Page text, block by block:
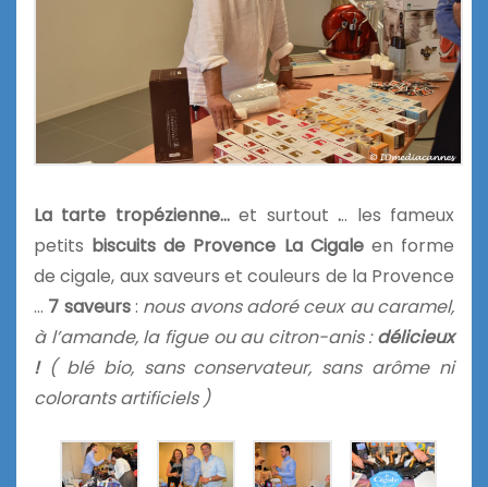
La tarte tropézienne…et surtout ... les fameux
petits biscuits de Provence La Cigaleen forme
de cigale, aux saveurs et couleurs de la Provence
… 7 saveurs: nous avons adoré ceux au caramel,
à l’amande, la figue ou au citron-anis :délicieux
!( blé bio, sans conservateur, sans arôme ni
colorants artificiels )